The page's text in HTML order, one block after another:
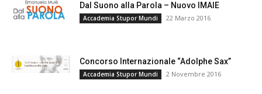
Dal Suono alla Parola – Nuovo IMAIE
Accademia Stupor Mundi 22 Marzo 2016
Concorso Internazionale “Adolphe Sax”
Accademia Stupor Mundi 2 Novembre 2016